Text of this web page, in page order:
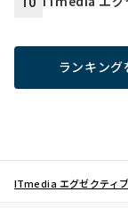
ランキング
ITmedia エグゼクティブ